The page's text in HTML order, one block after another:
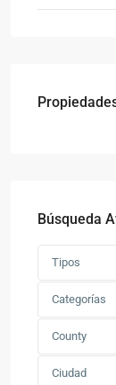
Búsqueda
Tipos
Categorías
County
Ciudad